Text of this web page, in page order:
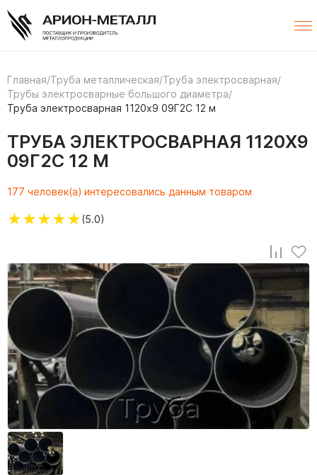
Главная/Труба металлическая/Труба электросварная/
Трубы электросварные большого диаметра/
Труба электросварная 1120х9 09Г2С 12 м
ТРУБА ЭЛЕКТРОСВАРНАЯ 1120Х9
09Г2С 12 М
177 человек(а) интересовались данным товаром
★★★★★(5.0)